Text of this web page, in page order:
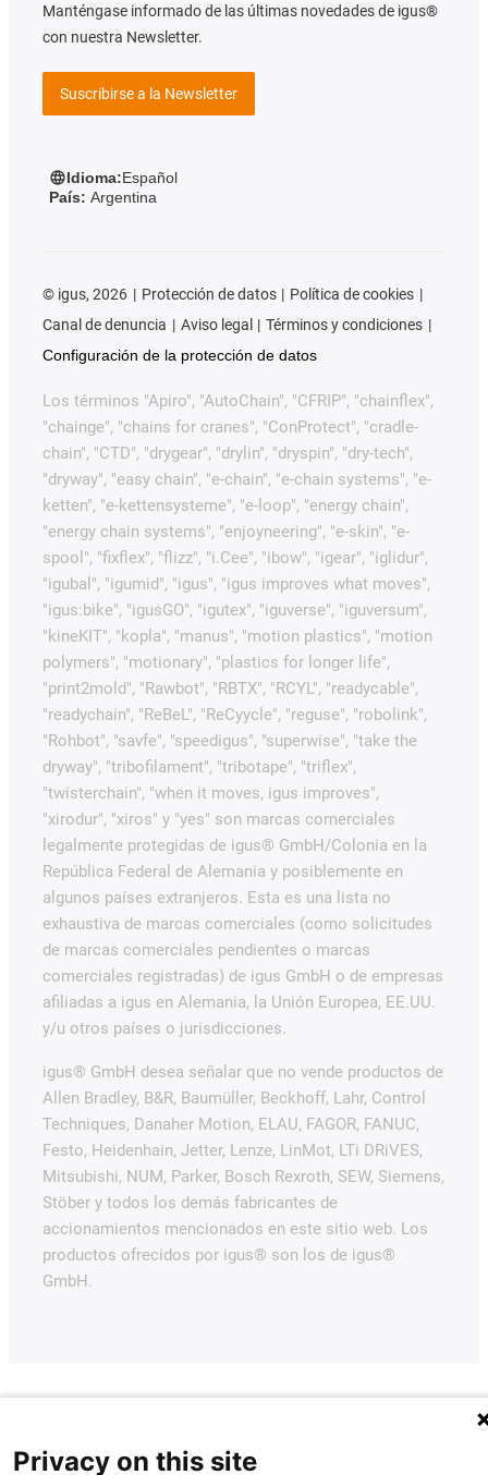
Manténgase informado de las últimas novedades de igus®
con nuestra Newsletter.
Suscribirse a la Newsletter
Idioma:Español
País: Argentina
© igus, 2026 Protección de datos
Política de cookies
Canal de denuncia
Aviso legal
Términos y condiciones
Configuración de la protección de datos
Los términos "Apiro", "AutoChain", "CFRIP", "chainflex",
"chainge", "chains for cranes", "ConProtect", "cradle-
chain", "CTD", "drygear", "drylin", "dryspin", "dry-tech",
"dryway", "easy chain", "e-chain", "e-chain systems", "e-
ketten", "e-kettensysteme", "e-loop", "energy chain",
"energy chain systems", "enjoyneering", "e-skin", "e-
spool", "fixflex", "flizz", "i.Cee", "ibow", "igear", "iglidur",
"igubal", "igumid", "igus", "igus improves what moves",
"igus:bike", "igusGO", "igutex", "iguverse", "iguversum",
"kineKIT", "kopla", "manus", "motion plastics", "motion
polymers", "motionary", "plastics for longer life",
"print2mold", "Rawbot", "RBTX", "RCYL", "readycable",
"readychain", "ReBeL", "ReCyycle", "reguse", "robolink",
"Rohbot", "savfe", "speedigus", "superwise", "take the
dryway", "tribofilament", "tribotape", "triflex",
"twisterchain", "when it moves, igus improves",
"xirodur", "xiros" y "yes" son marcas comerciales
legalmente protegidas de igus® GmbH/Colonia en la
República Federal de Alemania y posiblemente en
algunos países extranjeros. Esta es una lista no
exhaustiva de marcas comerciales (como solicitudes
de marcas comerciales pendientes o marcas
comerciales registradas) de igus GmbH o de empresas
afiliadas a igus en Alemania, la Unión Europea, EE.UU.
y/u otros países o jurisdicciones.
igus® GmbH desea señalar que no vende productos de
Allen Bradley, B&R, Baumüller, Beckhoff, Lahr, Control
Techniques, Danaher Motion, ELAU, FAGOR, FANUC,
Festo, Heidenhain, Jetter, Lenze, LinMot, LTi DRiVES,
Mitsubishi, NUM, Parker, Bosch Rexroth, SEW, Siemens,
Stöber y todos los demás fabricantes de
accionamientos mencionados en este sitio web. Los
productos ofrecidos por igus® son los de igus®
GmbH.
Privacy on this site